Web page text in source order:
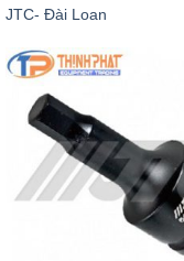
JTC- Đài Loan